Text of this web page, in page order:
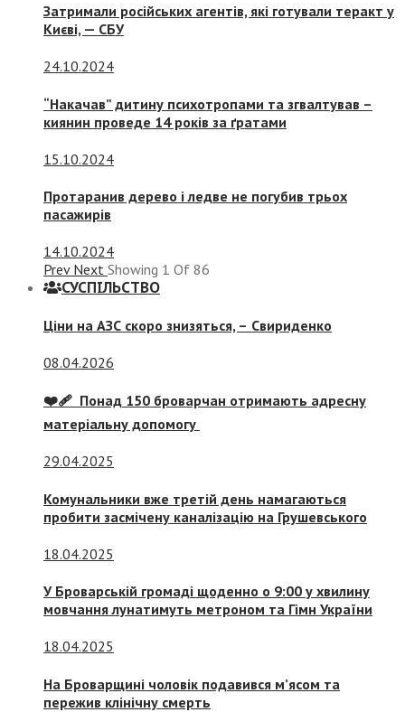
Затримали російських агентів, які готували теракт у
Києві, — СБУ
24.10.2024
“Накачав” дитину психотропами та згвалтував –
киянин проведе 14 років за ґратами
15.10.2024
Протаранив дерево і ледве не погубив трьох
пасажирів
14.10.2024
Prev Next Showing 1 Of 86
СУСПIЛЬСТВО
Ціни на АЗС скоро знизяться, – Свириденко
08.04.2026
❤️‍🩹 Понад 150 броварчан отримають адресну
матеріальну допомогу
29.04.2025
Комунальники вже третій день намагаються
пробити засмічену каналізацію на Грушевського
18.04.2025
У Броварській громаді щоденно о 9:00 у хвилину
мовчання лунатимуть метроном та Гімн України
18.04.2025
На Броварщині чоловік подавився м’ясом та
пережив клінічну смерть